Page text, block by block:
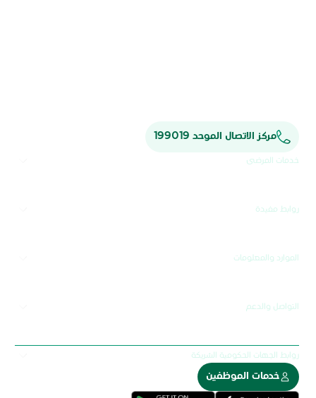
مركز الاتصال الموحد 199019
خدمات المرضى
روابط مفيدة
الموارد والمعلومات
التواصل والدعم
روابط الجهات الحكومية الشريكة
خدمات الموظفين